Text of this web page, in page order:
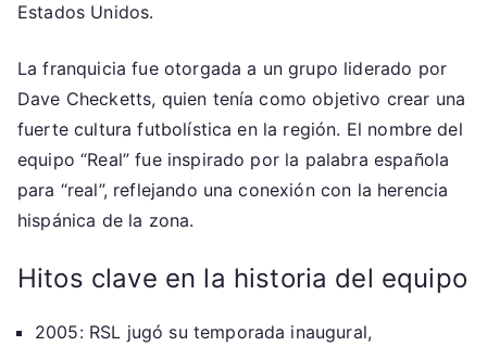
Estados Unidos.
La franquicia fue otorgada a un grupo liderado por
Dave Checketts, quien tenía como objetivo crear una
fuerte cultura futbolística en la región. El nombre del
equipo “Real” fue inspirado por la palabra española
para “real”, reflejando una conexión con la herencia
hispánica de la zona.
Hitos clave en la historia del equipo
2005: RSL jugó su temporada inaugural,